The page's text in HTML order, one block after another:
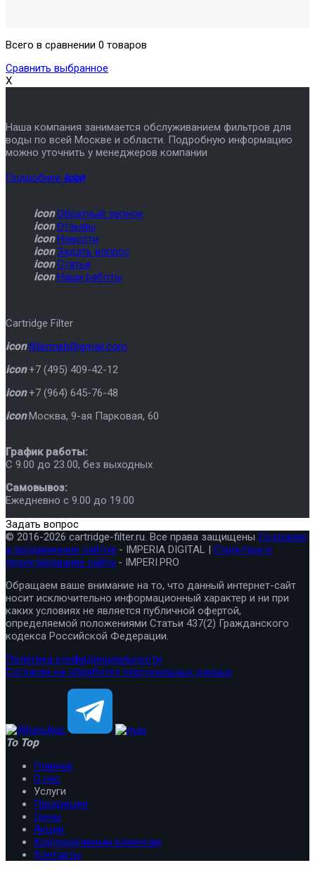
Всего в сравнении 0 товаров
Сравнить выбранное
X
Наша компания занимается обслуживанием фильтров для
воды по всей Москве и области. Подробную информацию
можно уточнить у менеджеров компании
Подробнее icon
icon Обратный звонок
icon Отзывы
icon Новости
icon Задать вопрос
icon Статьи
icon Наши работы
Cartridge Filter
icon filtermeb@gmail.com
icon +7 (495) 409-42-12
icon +7 (964) 645-76-48
icon Москва, 9-ая Парковая, 60
График работы:
C 9.00 до 23.00, без выходных
Самовывоз:
Ежедневно с 9.00 до 19.00
Задать вопрос
© 2016-2026 cartridge-filter.ru. Все права защищены Создание
и продвижение сайтов - IMPERIA DIGITAL | Структура и
проектирование сайта - IMPERI.PRO
Обращаем ваше внимание на то, что данный интернет-сайт
носит исключительно информационный характер и ни при
каких условиях не является публичной офертой,
определяемой положениями Статьи 437(2) Гражданского
кодекса Российской Федерации.
Политика конфиденциальности
Согласие на обработку персональных данных
To Top
Главная
О нас
Услуги
Продукция
Цены
Акции
Корпоративным клиентам
Контакты